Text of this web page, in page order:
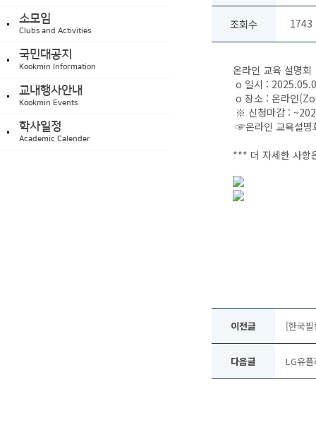
소모임
Clubs and Activities
국민대공지
Kookmin Information
교내행사안내
Kookmin Events
학사일정
Academic Calender
조회수 1743
온라인 교육 설명회
ο 일시 :
ο 장소 : 온라인
※ 신청마감 :
☞온라인 교육설명
*** 더 자세한 사항
이전글 [한국
다음글 LG유